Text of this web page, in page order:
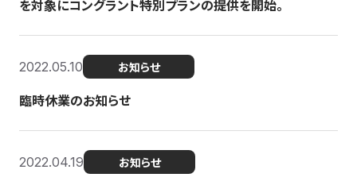
を対象にコングラント特別プランの提供を開始。
2022.05.10 お知らせ
臨時休業のお知らせ
2022.04.19 お知らせ